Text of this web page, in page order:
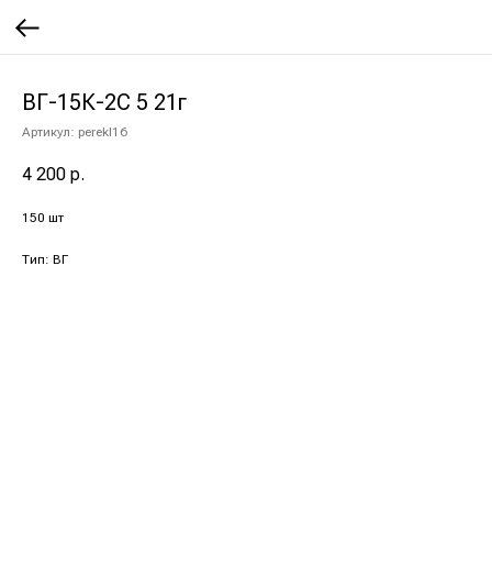
ВГ-15К-2С 5 21г
Артикул: perekl16
4 200 р.
150 шт
Тип: ВГ